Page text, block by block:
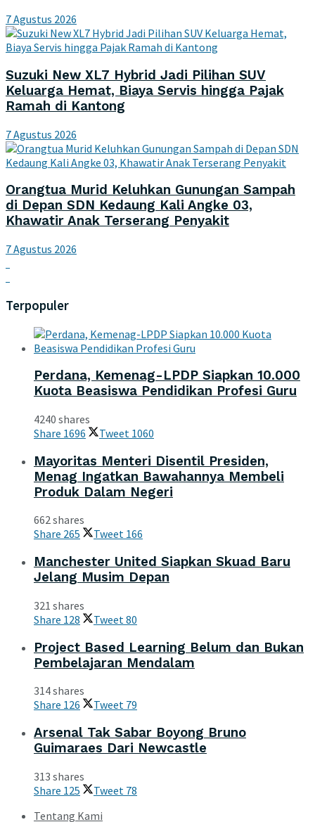
7 Agustus 2026
Suzuki New XL7 Hybrid Jadi Pilihan SUV
Keluarga Hemat, Biaya Servis hingga Pajak
Ramah di Kantong
7 Agustus 2026
Orangtua Murid Keluhkan Gunungan Sampah
di Depan SDN Kedaung Kali Angke 03,
Khawatir Anak Terserang Penyakit
7 Agustus 2026
Terpopuler
Perdana, Kemenag-LPDP Siapkan 10.000
Kuota Beasiswa Pendidikan Profesi Guru
4240 shares
Share 1696 Tweet 1060
Mayoritas Menteri Disentil Presiden,
Menag Ingatkan Bawahannya Membeli
Produk Dalam Negeri
662 shares
Share 265 Tweet 166
Manchester United Siapkan Skuad Baru
Jelang Musim Depan
321 shares
Share 128 Tweet 80
Project Based Learning Belum dan Bukan
Pembelajaran Mendalam
314 shares
Share 126 Tweet 79
Arsenal Tak Sabar Boyong Bruno
Guimaraes Dari Newcastle
313 shares
Share 125 Tweet 78
Tentang Kami